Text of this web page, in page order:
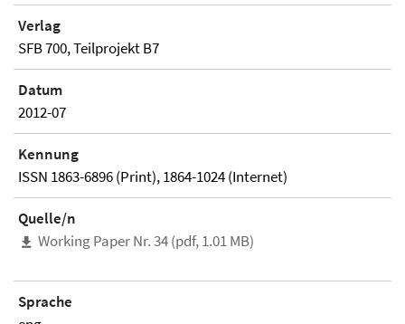
Verlag
SFB 700, Teilprojekt B7
Datum
2012-07
Kennung
ISSN 1863-6896 (Print), 1864-1024 (Internet)
Quelle/n
Working Paper Nr. 34 (pdf, 1.01 MB)
Sprache